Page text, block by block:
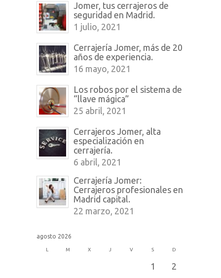
Jomer, tus cerrajeros de
seguridad en Madrid.
1 julio, 2021
Cerrajería Jomer, más de 20
años de experiencia.
16 mayo, 2021
Los robos por el sistema de
“llave mágica”
25 abril, 2021
Cerrajeros Jomer, alta
especialización en
cerrajería.
6 abril, 2021
Cerrajería Jomer:
Cerrajeros profesionales en
Madrid capital.
22 marzo, 2021
agosto 2026
L M X J V S D
1 2